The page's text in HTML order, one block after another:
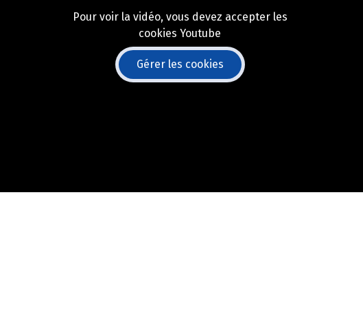
Pour voir la vidéo, vous devez accepter les
cookies Youtube
Gérer les cookies